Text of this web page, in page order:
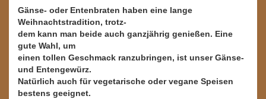
Gänse- oder Entenbraten haben eine lange
Weihnachtstradition, trotz-
dem kann man beide auch ganzjährig genießen. Eine
gute Wahl, um
einen tollen Geschmack ranzubringen, ist unser Gänse-
und Entengewürz.
Natürlich auch für vegetarische oder vegane Speisen
bestens geeignet.